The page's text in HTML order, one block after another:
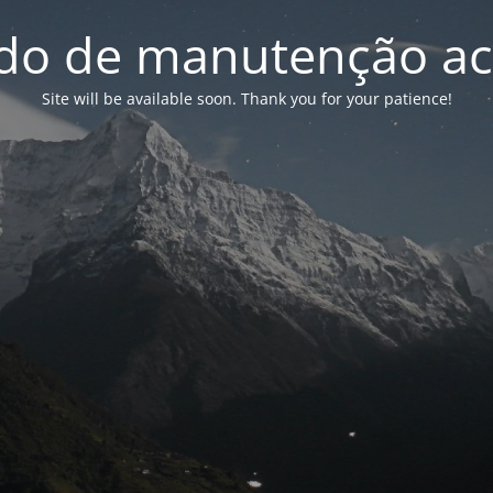
de manutenção
Site will be available soon. Thank you for your patience!